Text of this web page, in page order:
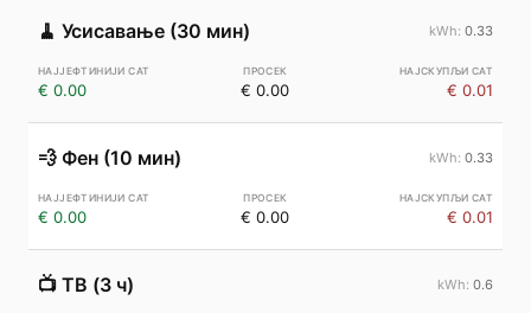
🧹 Усисавање (30 мин) 0.33
€ 0.00 € 0.00 € 0.01
💨 Фен (10 мин) 0.33
€ 0.00 € 0.00 € 0.01
📺 ТВ (3 ч) 0.6